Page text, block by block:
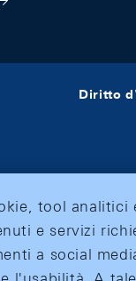
Diritto
tool analitici
e servizi
a social